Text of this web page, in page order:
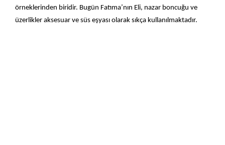
örneklerinden biridir. Bugün Fatıma’nın Eli, nazar boncuğu ve
üzerlikler aksesuar ve süs eşyası olarak sıkça kullanılmaktadır.